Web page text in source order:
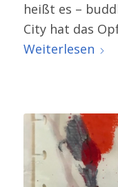
heißt es –
City hat das
Weiterlesen